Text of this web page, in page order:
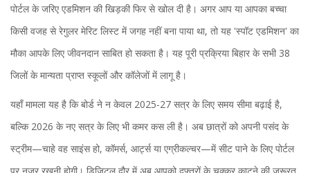
पोर्टल के जरिए एडमिशन की खिड़की फिर से खोल दी है। अगर आप या आपका बच्चा
किसी वजह से रेगुलर मेरिट लिस्ट में जगह नहीं बना पाया था, तो यह 'स्पॉट एडमिशन' का
मौका आपके लिए जीवनदान साबित हो सकता है। यह पूरी प्रक्रियाबिहार के सभी 38
जिलों के मान्यता प्राप्त स्कूलों और कॉलेजों में लागू है।
यहाँ मामला यह है कि बोर्ड ने न केवल 2025-27 सत्र के लिए समय सीमा बढ़ाई है,
बल्कि 2026 के नए सत्र के लिए भी कमर कस ली है। अब छात्रों को अपनी पसंद के
स्ट्रीम—चाहे वह साइंस हो, कॉमर्स, आर्ट्स या एग्रीकल्चर—में सीट पाने के लिए पोर्टल